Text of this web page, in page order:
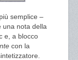
semplice –
una nota della
e, a blocco
con la